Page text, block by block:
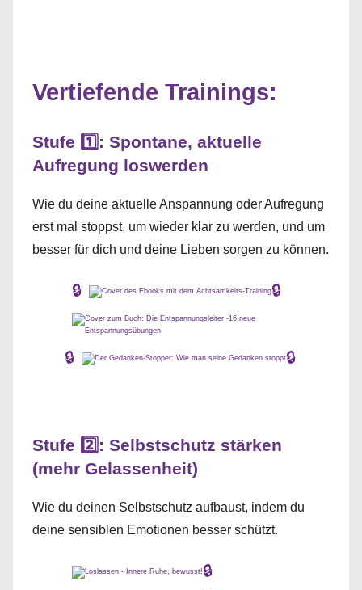
Vertiefende Trainings:
Stufe 1️⃣: Spontane, aktuelle
Aufregung loswerden
Wie du deine aktuelle Anspannung oder Aufregung
erst mal stoppst, um wieder klar zu werden, und um
besser für dich und deine Lieben sorgen zu können.
🔒 🔒
🔒 🔒
Stufe 2️⃣: Selbstschutz stärken
(mehr Gelassenheit)
Wie du deinen Selbstschutz aufbaust, indem du
deine sensiblen Emotionen besser schützt.
🔒